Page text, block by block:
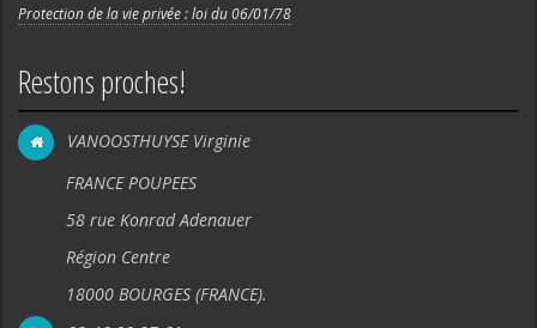
Protection de la vie privée : loi du 06/01/78
Restons proches!
VANOOSTHUYSE Virginie
FRANCE POUPEES
58 rue Konrad Adenauer
Région Centre
18000 BOURGES (FRANCE).